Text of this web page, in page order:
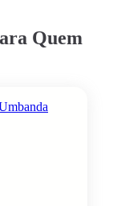
Quem